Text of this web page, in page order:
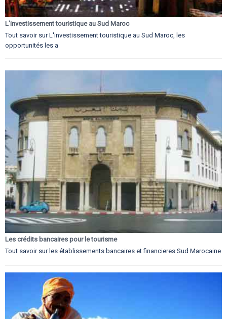
L'investissement touristique au Sud Maroc
Tout savoir sur L'investissement touristique au Sud Maroc, les
opportunités les a
Les crédits bancaires pour le tourisme
Tout savoir sur les établissements bancaires et financieres Sud Marocaine